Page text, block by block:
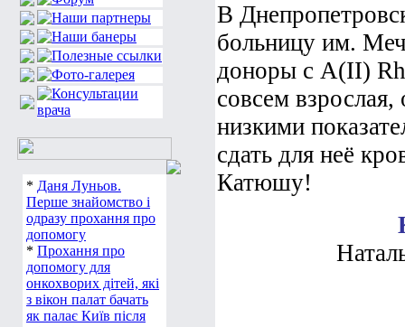
* Даня Луньов.
Перше знайомство і
одразу прохання про
допомогу
* Прохання про
допомогу для
онкохворих дітей, які
з вікон палат бачать
як палає Київ після
В
больницу им.
доноры с А(ІІ)
совсем взрослая,
низкими
сдать для неё
Катюшу!